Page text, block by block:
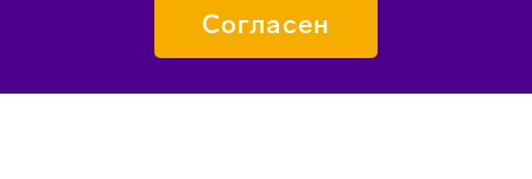
Согласен